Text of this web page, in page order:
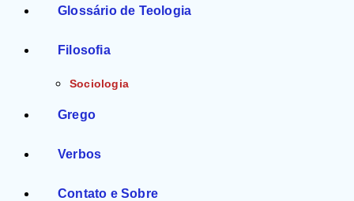
Glossário de Teologia
Filosofia
Sociologia
Grego
Verbos
Contato e Sobre